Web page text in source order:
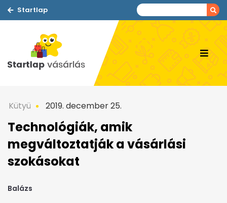
Startlap
Kütyü 2019. december 25.
Technológiák, amik
megváltoztatják a vásárlási
szokásokat
Balázs